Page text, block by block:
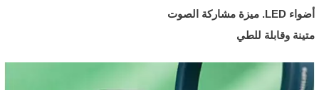
أضواء LED. ميزة مشاركة الصوت
متينة وقابلة للطي